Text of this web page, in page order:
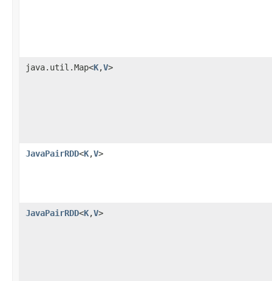
java.util.Map<K,V>
JavaPairRDD<K,V>
JavaPairRDD<K,V>